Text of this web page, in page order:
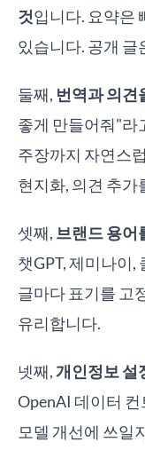
것입니다. 요약은
있습니다. 공개 글
둘째, 번역과 의견
좋게 만들어줘"라
주장까지 자연스
현지화, 의견 추가
셋째, 브랜드 용어
챗GPT, 제미나이,
글마다 표기를 고
유리합니다.
넷째,개인정보 설
OpenAI 데이터
모델 개선에 쓰일